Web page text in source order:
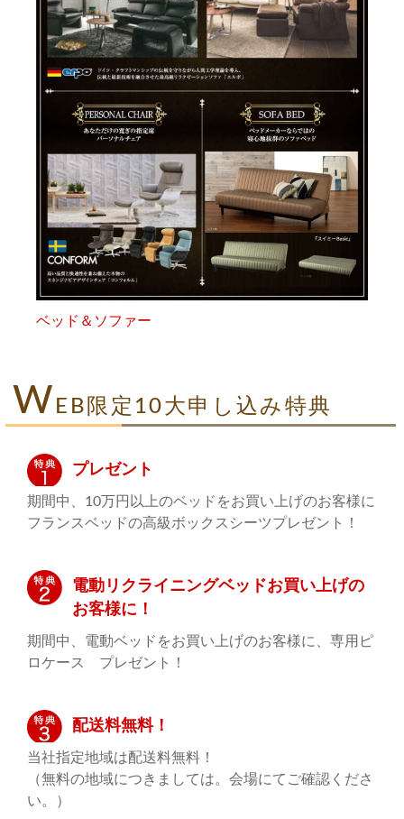
ベッド＆ソファー
W EB限定10大申し込み特典
プレゼント
期間中、10万円以上のベッドをお買い上げのお客様に
フランスベッドの高級ボックスシーツプレゼント！
電動リクライニングベッドお買い上げの
お客様に！
期間中、電動ベッドをお買い上げのお客様に、専用ピ
ロケース プレゼント！
配送料無料！
当社指定地域は配送料無料！
（無料の地域につきましては。会場にてご確認くださ
い。）